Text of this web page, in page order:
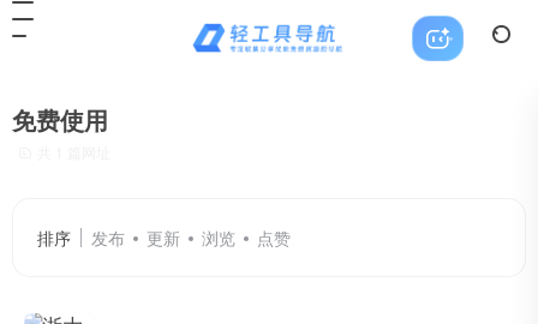
免费使用
排序 发布 更新 浏览 点赞